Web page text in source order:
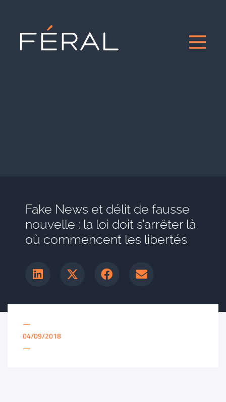
Fake News et délit de fausse
nouvelle : la loi doit s’arrêter là
où commencent les libertés
—
04/09/2018
—